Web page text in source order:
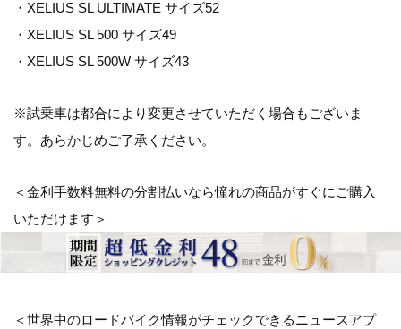
・XELIUS SL ULTIMATE サイズ52
・XELIUS SL 500 サイズ49
・XELIUS SL 500W サイズ43
※試乗車は都合により変更させていただく場合もございま
す。あらかじめご了承ください。
＜金利手数料無料の分割払いなら憧れの商品がすぐにご購入
いただけます＞
＜世界中のロードバイク情報がチェックできるニュースアプ